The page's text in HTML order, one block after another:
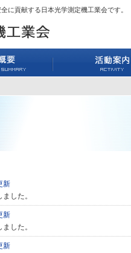
に貢献する日本光学測定機工業会です。
新
した。
新
した。
新